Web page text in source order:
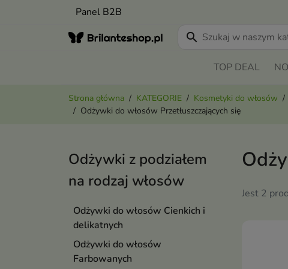
Panel B2B
search
TOP DEAL
Strona główna KATEGORIE Kosmetyki do włosów
Odżywki do włosów Przetłuszczających się
Odżywki z podziałem
na rodzaj włosów
Odżywki do włosów Cienkich i
delikatnych
Odżywki do włosów
Farbowanych
Jest 2